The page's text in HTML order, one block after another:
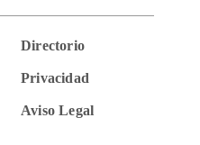
Directorio
Privacidad
Aviso Legal